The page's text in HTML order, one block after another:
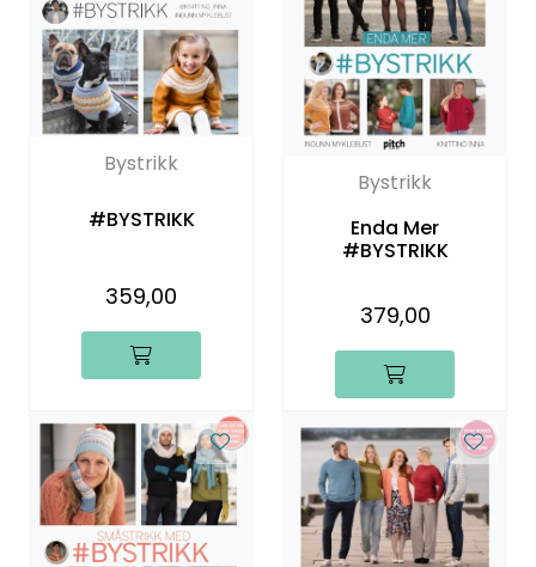
Bystrikk
#BYSTRIKK
359,00
Bystrikk
Enda Mer
#BYSTRIKK
379,00